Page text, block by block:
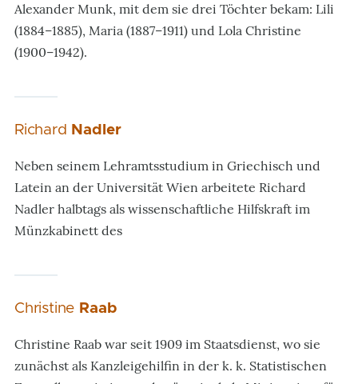
Alexander Munk, mit dem sie drei Töchter bekam: Lili
(1884–1885), Maria (1887–1911) und Lola Christine
(1900–1942).
Richard Nadler
Neben seinem Lehramtsstudium in Griechisch und
Latein an der Universität Wien arbeitete Richard
Nadler halbtags als wissenschaftliche Hilfskraft im
Münzkabinett des
Christine Raab
Christine Raab war seit 1909 im Staatsdienst, wo sie
zunächst als Kanzleigehilfin in der k. k. Statistischen